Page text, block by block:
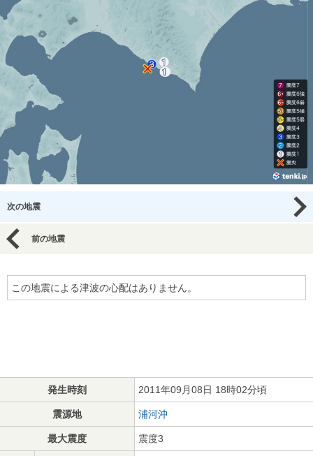
次の地震
前の地震
この地震による津波の心配はありません。
発生時刻 2011年09月08日 18時02分頃
震源地 浦河沖
最大震度 震度3